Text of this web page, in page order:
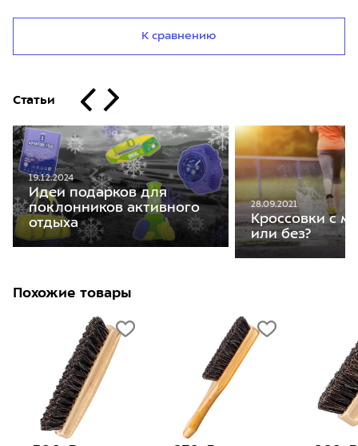
К сравнению
Статьи
19.12.2024
Идеи подарков для
поклонников активного
отдыха
28.09.2021
Кроссовки с
или без?
Похожие товары